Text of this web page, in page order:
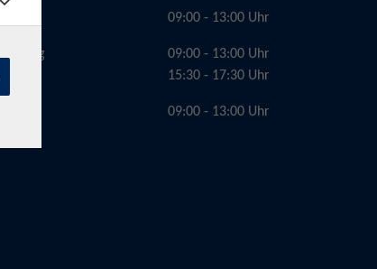
Dienstag
09:00 - 13:00 Uhr
09:00 - 13:00 Uhr
15:30 - 17:30 Uhr
09:00 - 13:00 Uhr